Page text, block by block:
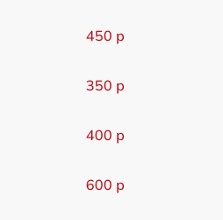
450 р
350 р
400 р
600 р